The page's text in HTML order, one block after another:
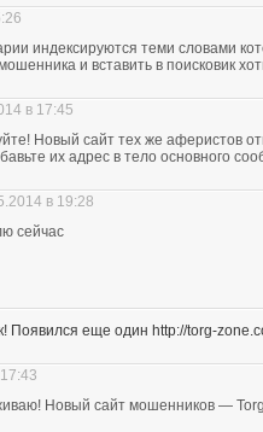
индексируются теми словами
и вставить в поисковик
в 17:45
Новый сайт тех же аферистов
их адрес в тело основного
в 19:28
сейчас
Появился еще один http://torg-
Новый сайт мошенников —